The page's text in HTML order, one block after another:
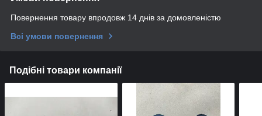
Повернення товару впродовж 14 днів за домовленістю
Всі умови повернення
Подібні товари компанії